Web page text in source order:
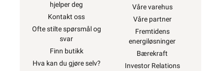
hjelper deg
Kontakt oss
Ofte stilte spørsmål og
svar
Finn butikk
Hva kan du gjøre selv?
Våre varehus
Våre partner
Fremtidens
energiløsninger
Bærekraft
Investor Relations